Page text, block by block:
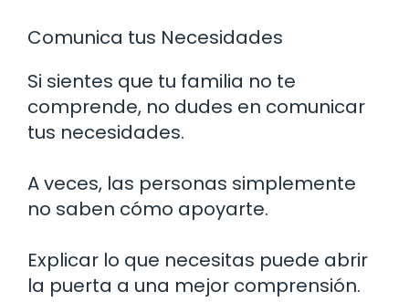
Comunica tus Necesidades
Si sientes que tu familia no te
comprende, no dudes en comunicar
tus necesidades.
A veces, las personas simplemente
no saben cómo apoyarte.
Explicar lo que necesitas puede abrir
la puerta a una mejor comprensión.